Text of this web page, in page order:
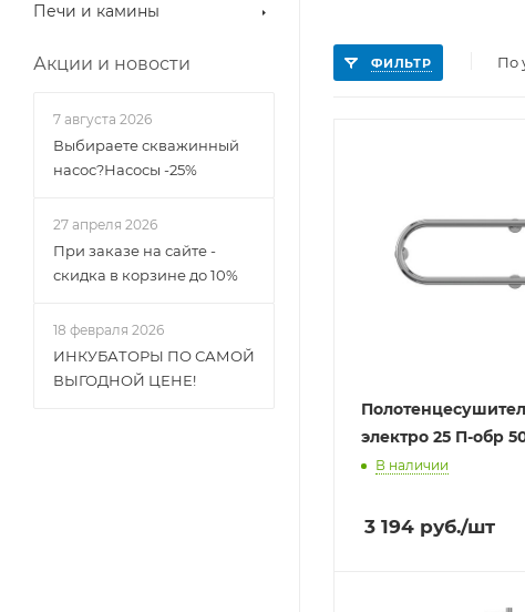
Печи и камины
Акции и новости
7 августа 2026
Выбираете скважинный
насос?Насосы -25%
27 апреля 2026
При заказе на сайте -
скидка в корзине до 10%
18 февраля 2026
ИНКУБАТОРЫ ПО САМОЙ
ВЫГОДНОЙ ЦЕНЕ!
ФИЛЬТР По
электро 25 П-обр
В наличии
3 194 руб./шт